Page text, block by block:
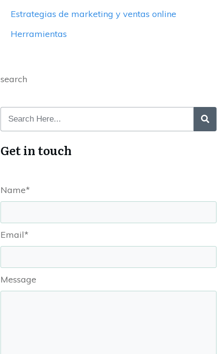
Estrategias de marketing y ventas online
Herramientas
search
Get in touch
Name*
Email*
Message